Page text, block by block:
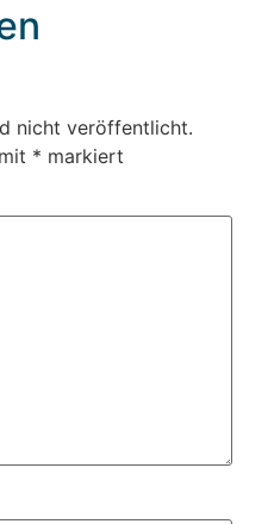
nicht veröffentlicht.
* markiert